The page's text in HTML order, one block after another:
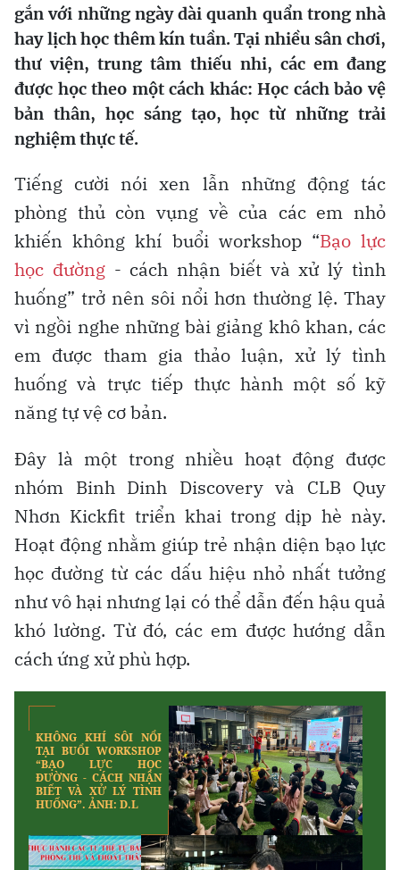
gắn với những ngày dài quanh quẩn trong nhà
hay lịch học thêm kín tuần. Tại nhiều sân chơi,
thư viện, trung tâm thiếu nhi, các em đang
được học theo một cách khác: Học cách bảo vệ
bản thân, học sáng tạo, học từ những trải
nghiệm thực tế.
Tiếng cười nói xen lẫn những động tác
phòng thủ còn vụng về của các em nhỏ
khiến không khí buổi workshop “Bạo lực
học đường - cách nhận biết và xử lý tình
huống” trở nên sôi nổi hơn thường lệ. Thay
vì ngồi nghe những bài giảng khô khan, các
em được tham gia thảo luận, xử lý tình
huống và trực tiếp thực hành một số kỹ
năng tự vệ cơ bản.
Đây là một trong nhiều hoạt động được
nhóm Binh Dinh Discovery và CLB Quy
Nhơn Kickfit triển khai trong dịp hè này.
Hoạt động nhằm giúp trẻ nhận diện bạo lực
học đường từ các dấu hiệu nhỏ nhất tưởng
như vô hại nhưng lại có thể dẫn đến hậu quả
khó lường. Từ đó, các em được hướng dẫn
cách ứng xử phù hợp.